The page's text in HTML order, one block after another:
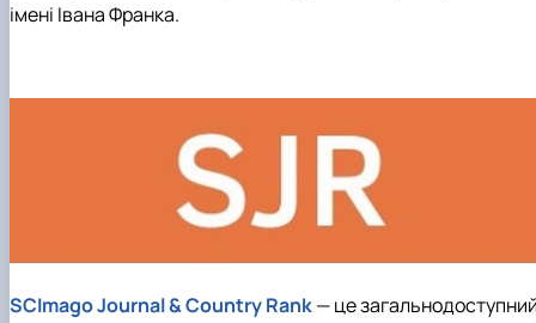
імені Івана Франка.
SCImago Journal & Country Rank— це